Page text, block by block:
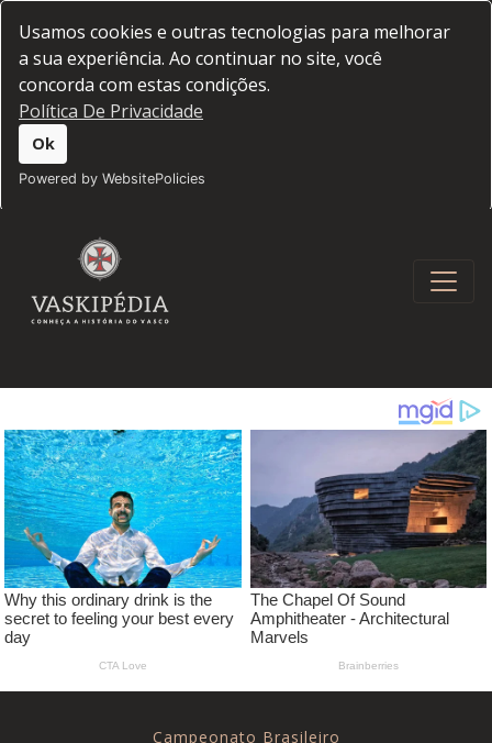
Usamos cookies e outras tecnologias para melhorar
a sua experiência. Ao continuar no site, você
concorda com estas condições.
Política De Privacidade
Ok
Powered by WebsitePolicies
Campeonato Brasileiro